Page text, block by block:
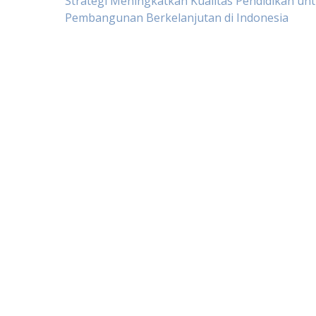
Post
Pembangunan Berkelanjutan di Indonesia